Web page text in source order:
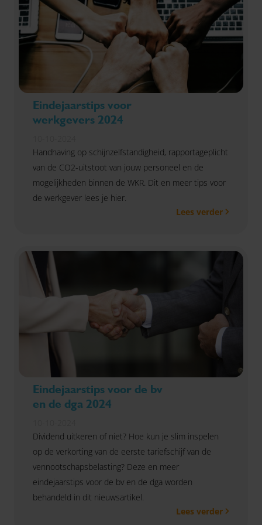
Eindejaarstips voor
werkgevers 2024
Handhaving op schijnzelfstandigheid, rapportageplicht
van de CO2-uitstoot van jouw personeel en de
mogelijkheden binnen de WKR. Dit en meer tips voor
de werkgever lees je hier.
Lees verder
Eindejaarstips voor de bv
en de dga 2024
Dividend uitkeren of niet? Hoe kun je slim inspelen
op de verkorting van de eerste tariefschijf van de
vennootschapsbelasting? Deze en meer
eindejaarstips voor de bv en de dga worden
behandeld in dit nieuwsartikel.
Lees verder